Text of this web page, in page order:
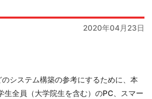
2020年04月23日
システム構築の参考にするために、本
全員（大学院生を含む）のPC、スマー